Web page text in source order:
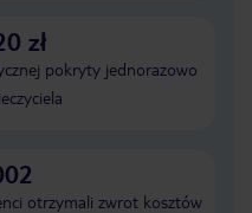
zł
pokryty jednorazowo
otrzymali zwrot kosztów